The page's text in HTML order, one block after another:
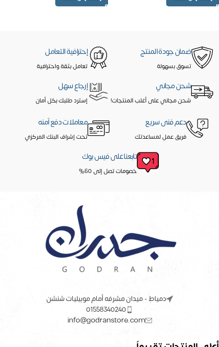
ضمان جودة المنتج
تسوق بسهولة
إحترافية التعامل
تعامل بثقة واحترافية
شحن مجاني
شحن مجاني على أغلب المنتجات!
إرجاع سهل
إسترد طلبك بكل أمان
دعم فنى سريع
فريق عمل لمساعدتك
معاملات دفع آمنه
تحت إشراف البنك المركزي
تابعنا على فيس بوك
خصومات تصل إلى 60%
دمياط - ميدان مشرفه أمام موبيليات شنشن
01558340240
info@godranstore.com